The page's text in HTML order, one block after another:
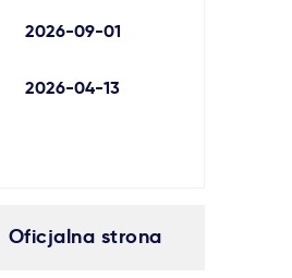
2026-09-01
2026-04-13
Oficjalna strona